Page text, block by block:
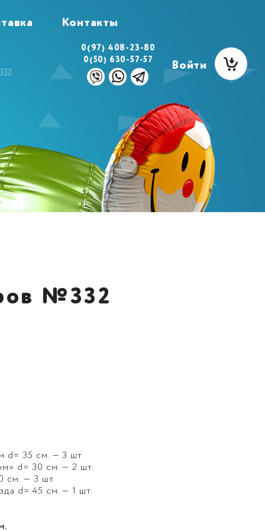
Контакты
0(97) 408-23-80
0(50) 630-57-57
Войти
№332
d= 35 см. — 3 шт.
d= 30 см. — 2 шт.
см. — 3 шт.
d= 45 см. — 1 шт.